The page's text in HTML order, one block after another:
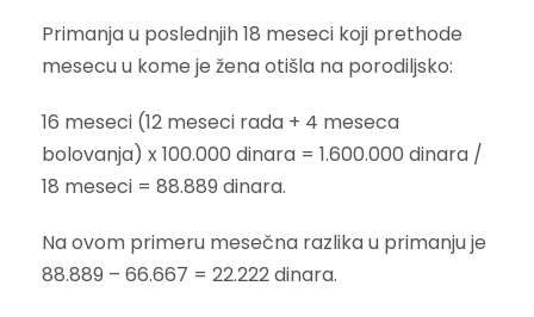
Primanja u poslednjih 18 meseci koji prethode
mesecu u kome je žena otišla na porodiljsko:
16 meseci (12 meseci rada + 4 meseca
bolovanja) x 100.000 dinara = 1.600.000 dinara /
18 meseci = 88.889 dinara.
Na ovom primeru mesečna razlika u primanju je
88.889 – 66.667 = 22.222 dinara.